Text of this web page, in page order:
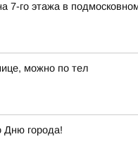
7-го этажа в
можно по тел
Дню города!